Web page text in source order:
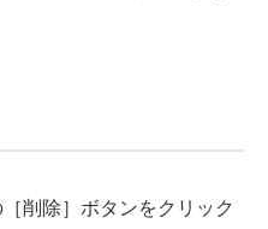
削除］ボタンをクリック